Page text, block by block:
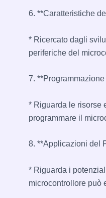
6. **Caratteristiche
* Ricercato dagli
periferiche del
7.
* Riguarda le risorse
programmare il
8. **Applicazioni del
* Riguarda i
microcontrollore può